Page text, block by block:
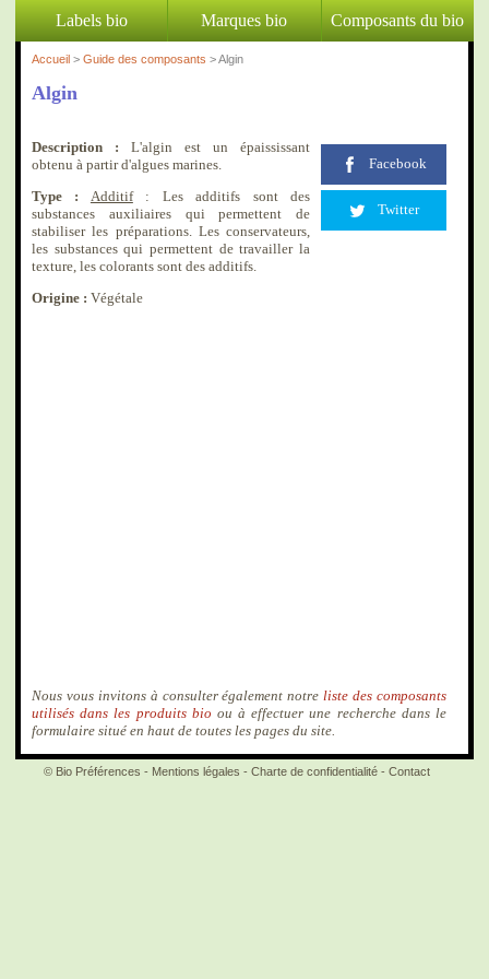
Labels bio Marques bio Composants du bio
Accueil > Guide des composants > Algin
Algin
Facebook
Twitter
Description : L'algin est un épaississant
obtenu à partir d'algues marines.
Type :
Additif: Les additifs sont des
substances auxiliaires qui permettent de
stabiliser les préparations. Les conservateurs,
les substances qui permettent de travailler la
texture, les colorants sont des additifs.
Origine : Végétale
Nous vous invitons à consulter également notreliste des composants
utilisés dans les produits bio ou à effectuer une recherche dans le
formulaire situé en haut de toutes les pages du site.
© Bio Préférences - Mentions légales - Charte de confidentialité- Contact